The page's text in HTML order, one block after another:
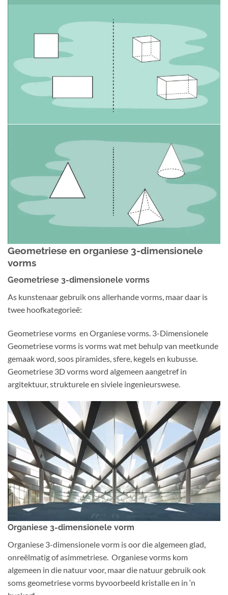
Geometriese en organiese 3-dimensionele
vorms
Geometriese 3-dimensionele vorms
As kunstenaar gebruik ons allerhande vorms, maar daar is
twee hoofkategorieë:
Geometriese vorms en Organiese vorms. 3-Dimensionele
Geometriese vorms is vorms wat met behulp van meetkunde
gemaak word, soos piramides, sfere, kegels en kubusse.
Geometriese 3D vorms word algemeen aangetref in
argitektuur, strukturele en siviele ingenieurswese.
Organiese 3-dimensionele vorm
Organiese 3-dimensionele vorm is oor die algemeen glad,
onreëlmatig of asimmetriese. Organiese vorms kom
algemeen in die natuur voor, maar die natuur gebruik ook
soms geometriese vorms byvoorbeeld kristalle en in ‘n